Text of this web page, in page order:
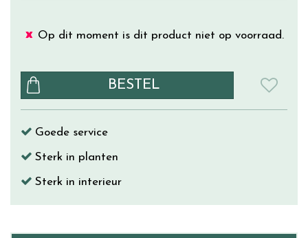
Op dit moment is dit product niet op voorraad.
Goede service
Sterk in planten
Sterk in interieur